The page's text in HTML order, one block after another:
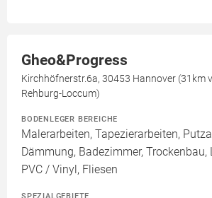
Gheo&Progress
Kirchhöfnerstr.6a, 30453 Hannover (31km
Rehburg-Loccum)
BODENLEGER BEREICHE
Malerarbeiten, Tapezierarbeiten,
Dämmung, Badezimmer, Trockenbau,
PVC / Vinyl, Fliesen
SPEZIALGEBIETE